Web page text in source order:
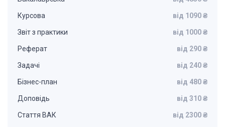
Курсова від 1090 ₴
Звіт з практики від 1000 ₴
Реферат від 290 ₴
Задачі від 240 ₴
Бізнес-план від 480 ₴
Доповідь від 310 ₴
Стаття ВАК від 2300 ₴